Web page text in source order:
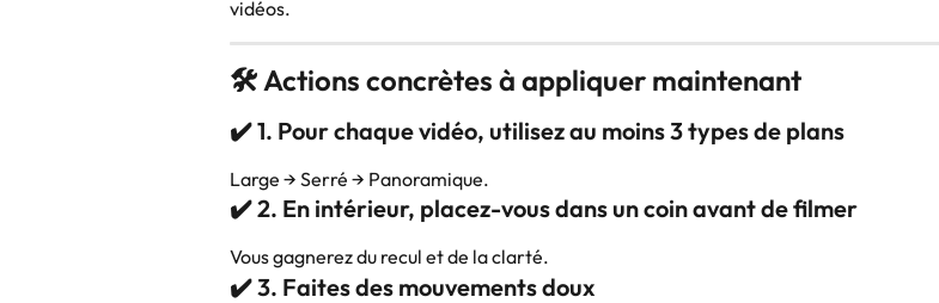
vidéos.
🛠️ Actions concrètes à appliquer maintenant
✔️ 1. Pour chaque vidéo, utilisez au moins 3 types de plans
Large → Serré → Panoramique.
✔️ 2. En intérieur, placez-vous dans un coin avant de filmer
Vous gagnerez du recul et de la clarté.
✔️ 3. Faites des mouvements doux